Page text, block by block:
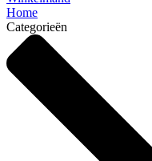
Home
Categorieën